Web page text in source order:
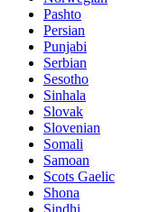
Pashto
Persian
Punjabi
Serbian
Sesotho
Sinhala
Slovak
Slovenian
Somali
Samoan
Scots Gaelic
Shona
Sindhi